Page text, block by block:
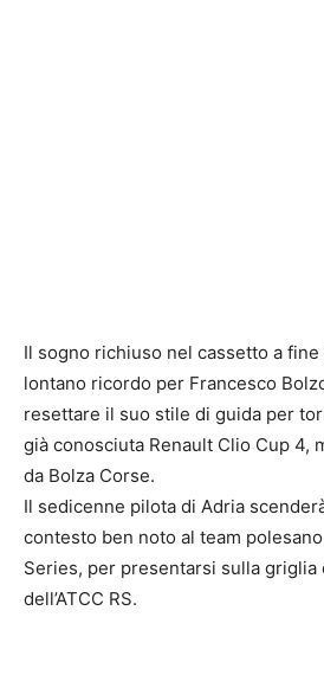
Il sogno richiuso nel cassetto a
lontano ricordo per Francesco
resettare il suo stile di guida per
già conosciuta Renault Clio Cup 4,
da Bolza Corse.
Il sedicenne pilota di Adria
contesto ben noto al team
Series, per presentarsi sulla griglia
dell’ATCC RS.